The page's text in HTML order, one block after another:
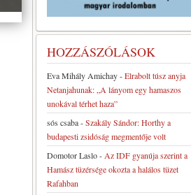
HOZZÁSZÓLÁSOK
Eva Mihály Amichay-Elrabolt túsz anyja
Netanjahunak: „A lányom egy hamaszos
unokával térhet haza”
sós csaba-Szakály Sándor: Horthy a
budapesti zsidóság megmentője volt
Domotor Laslo- Az IDF gyanúja szerint a
Hamász tüzérsége okozta a halálos tüzet
Rafahban